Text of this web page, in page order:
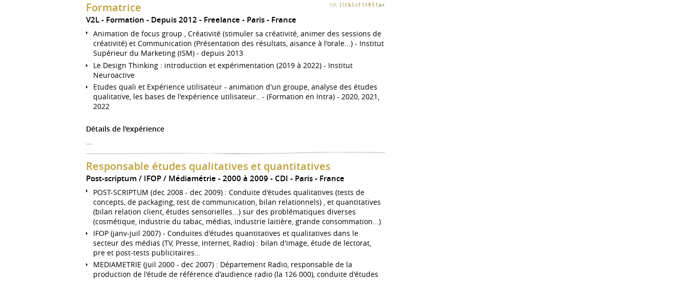
Formatrice
V2L - Formation Depuis 2012 Freelance Paris France
Animation de focus group , Créativité (stimuler sa créativité, animer des sessions de
créativité) et Communication (Présentation des résultats, aisance à l'orale...) - Institut
Supérieur du Marketing (ISM) - depuis 2013
Le Design Thinking : introduction et expérimentation (2019 à 2022) - Institut
Neuroactive
Etudes quali et Expérience utilisateur - animation d'un groupe, analyse des études
qualitative, les bases de l'expérience utilisateur.. - (Formation en Intra) - 2020, 2021,
2022
Détails de l'expérience
Responsable études qualitatives et quantitatives
Post-scriptum / IFOP / Médiamétrie 2000 à 2009 CDI Paris France
POST-SCRIPTUM (dec 2008 - dec 2009) : Conduite d'études qualitatives (tests de
concepts, de packaging, test de communication, bilan relationnels) , et quantitatives
(bilan relation client, études sensorielles...) sur des problématiques diverses
(cosmétique, industrie du tabac, médias, industrie laitière, grande consommation...)
IFOP (janv-juil 2007) - Conduites d'études quantitatives et qualitatives dans le
secteur des médias (TV, Presse, Internet, Radio) : bilan d'image, étude de lectorat,
pre et post-tests publicitaires...
MEDIAMETRIE (juil 2000 - dec 2007) : Département Radio, responsable de la
production de l'étude de référence d'audience radio (la 126 000), conduite d'études